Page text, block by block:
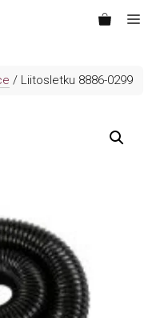
/ Liitosletku 8886-0299